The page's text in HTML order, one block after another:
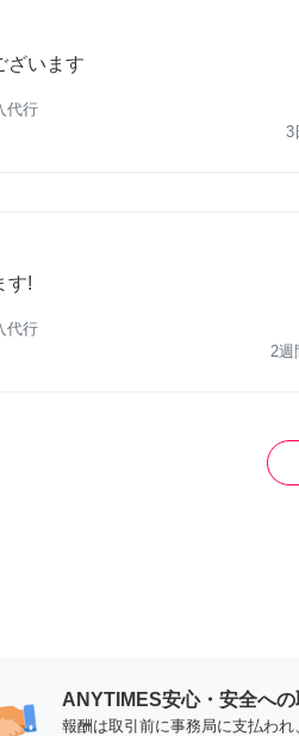
ざいます
代行
3
す!
代行
2週
ANYTIMES安心・安全へ
報酬は取引前に事務局に支払わ